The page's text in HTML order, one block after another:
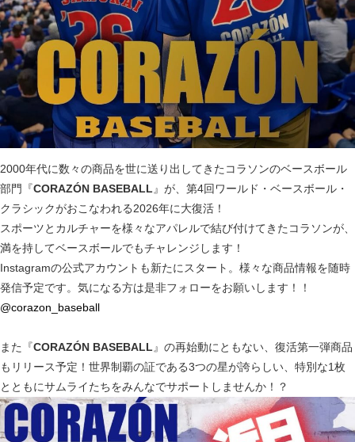
2000年代に数々の商品を世に送り出してきたコラソンのベースボール
部門『CORAZÓN BASEBALL』が、第4回ワールド・ベースボール・
クラシックがおこなわれる2026年に大復活！
スポーツとカルチャーを様々なアパレルで結び付けてきたコラソンが、
満を持してベースボールでもチャレンジします！
Instagramの公式アカウントも新たにスタート。様々な商品情報を随時
発信予定です。気になる方は是非フォローをお願いします！！
@corazon_baseball
また『CORAZÓN BASEBALL』の再始動にともない、復活第一弾商品
もリリース予定！世界制覇の証である3つの星が誇らしい、特別な1枚
とともにサムライたちをみんなでサポートしませんか！？